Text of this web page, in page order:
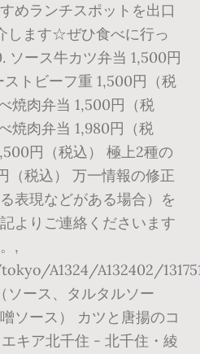
めランチスポットを出口
します☆ぜひ食べに行っ
ソース牛カツ弁当 1,500円
ストビーフ重 1,500円（税
焼肉弁当 1,500円（税
焼肉弁当 1,980円（税
円（税込） 極上2種の
（税込） 万一情報の修正
表現などがある場合）を
よりご連絡くださいます
,
A1324/A132402/
ソース、タルタルソー
ソース） カツと唐揚のコ
キア北千住 - 北千住・綾